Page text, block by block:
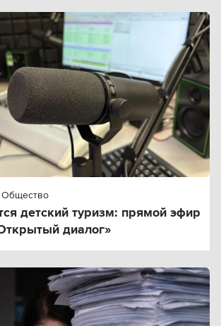
Общество
детский туризм: прямой эфир
диалог»